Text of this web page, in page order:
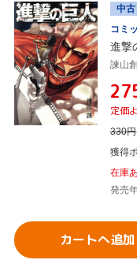
中古
コミ
進撃
諫山創
定価
330円
獲得
在庫
発売
カートへ追加